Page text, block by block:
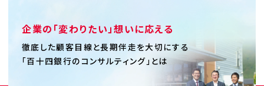
企業の「変わりたい」想いに応える
徹底した顧客目線と長期伴走を大切にする
「百十四銀行のコンサルティング」とは